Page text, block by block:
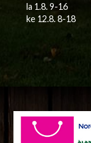
la 1.8. 9-16
ke 12.8. 8-18